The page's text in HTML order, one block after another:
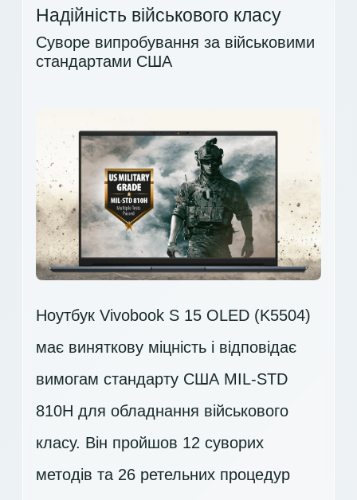
Надійність військового класу
Суворе випробування за військовими
стандартами США
Ноутбук Vivobook S 15 OLED (K5504)
має виняткову міцність і відповідає
вимогам стандарту США MIL-STD
810H для обладнання військового
класу. Він пройшов 12 суворих
методів та 26 ретельних процедур